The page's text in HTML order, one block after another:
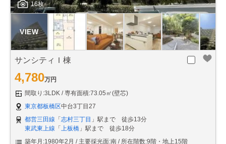
16枚
サンシティＩ棟
4,780万円
間取り:3LDK
専有面積:73.05㎡(壁芯)
東京都板橋区中台3丁目27
都営三田線 「 志村三丁目 」駅まで 徒歩13分
東武東上線 「 上板橋 」駅まで 徒歩18分
築年月:1980年2月
主要採光面:南 所在階数:9階・地上15階